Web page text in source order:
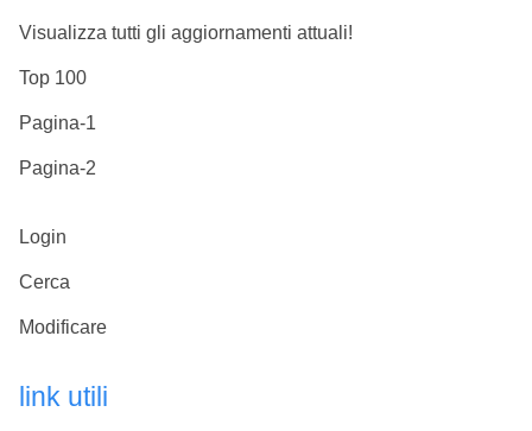
Visualizza tutti gli aggiornamenti attuali!
Top 100
Pagina-1
Pagina-2
Login
Cerca
Modificare
link utili